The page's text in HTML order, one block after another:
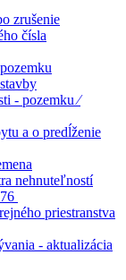
zrušenie
čísla
- pozemku ⁄
a o predĺženie
nehnuteľností
priestranstva
- aktualizácia